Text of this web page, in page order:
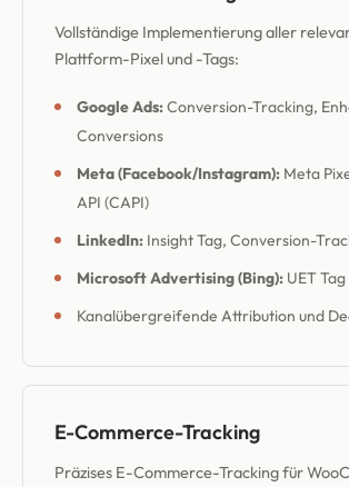
Vollständige Implementierung aller
Plattform-Pixel und -Tags:
Google Ads:Conversion-Tracking,
Conversions
Meta (Facebook/Instagram): Meta
API (CAPI)
LinkedIn: Insight Tag, Conversion-
Microsoft Advertising (Bing): UET Tag
Kanalübergreifende Attribution und
E-Commerce-Tracking
Präzises E-Commerce-Tracking für